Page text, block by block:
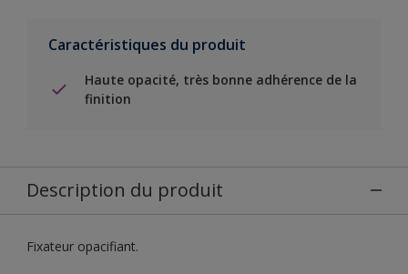
Caractéristiques du produit
Haute opacité, très bonne adhérence de la
finition
Description du produit
Fixateur opacifiant.